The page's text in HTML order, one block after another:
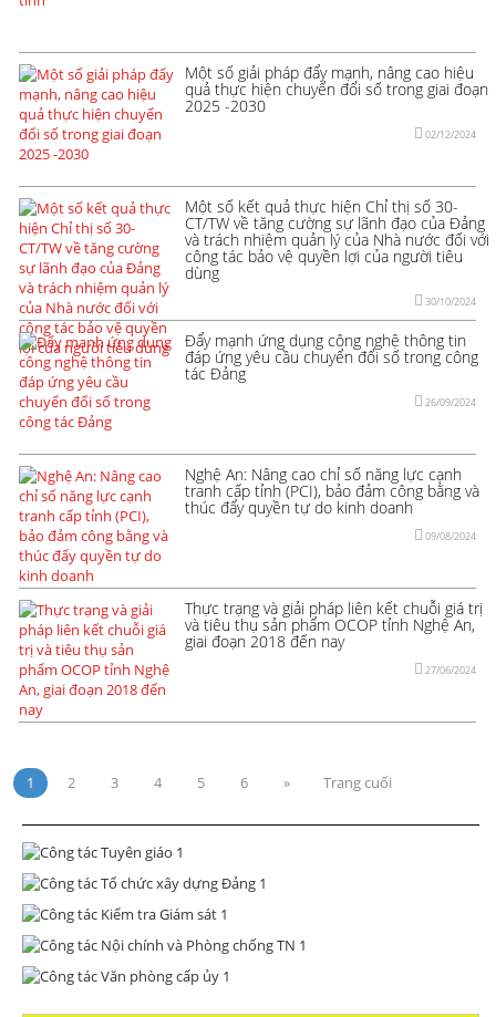
Một số giải pháp đẩy mạnh, nâng cao hiệu
quả thực hiện chuyển đổi số trong giai đoạn
2025 -2030
02/12/2024
Một số kết quả thực hiện Chỉ thị số 30-
CT/TW về tăng cường sự lãnh đạo của Đảng
và trách nhiệm quản lý của Nhà nước đối với
công tác bảo vệ quyền lợi của người tiêu
dùng
30/10/2024
Đẩy mạnh ứng dụng công nghệ thông tin
đáp ứng yêu cầu chuyển đổi số trong công
tác Đảng
26/09/2024
Nghệ An: Nâng cao chỉ số năng lực cạnh
tranh cấp tỉnh (PCI), bảo đảm công bằng và
thúc đẩy quyền tự do kinh doanh
09/08/2024
Thực trạng và giải pháp liên kết chuỗi giá trị
và tiêu thụ sản phẩm OCOP tỉnh Nghệ An,
giai đoạn 2018 đến nay
27/06/2024
1 2 3 4 5 6 » Trang cuối